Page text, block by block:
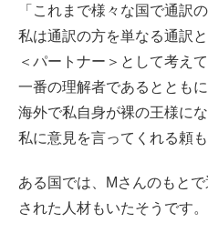
「これまで様々な国で通訳
私は通訳の方を単なる通訳
＜パートナー＞として考え
一番の理解者であるとともに
海外で私自身が裸の王様に
私に意見を言ってくれる頼
ある国では、Mさんのもと
された人材もいたそうです。